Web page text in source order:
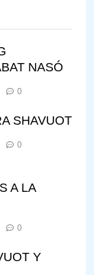
NASÓ
0
SHAVUOT
0
A LA
0
Y